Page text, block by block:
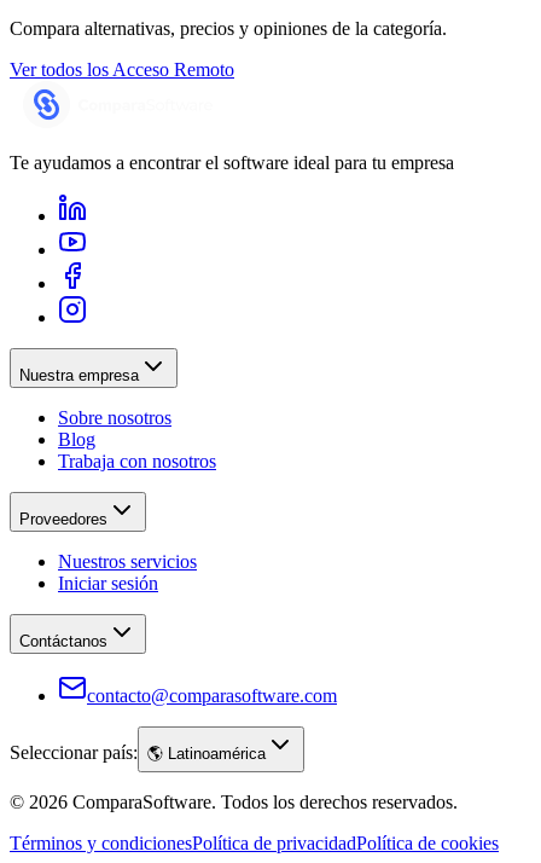
Compara alternativas, precios y opiniones de la categoría.
Ver todos los Acceso Remoto
Te ayudamos a encontrar el software ideal para tu empresa
Nuestra empresa
Sobre nosotros
Blog
Trabaja con nosotros
Proveedores
Nuestros servicios
Iniciar sesión
Contáctanos
contacto@comparasoftware.com
Seleccionar país: 🌎 Latinoamérica
© 2026 ComparaSoftware. Todos los derechos reservados.
Términos y condicionesPolítica de privacidadPolítica de cookies